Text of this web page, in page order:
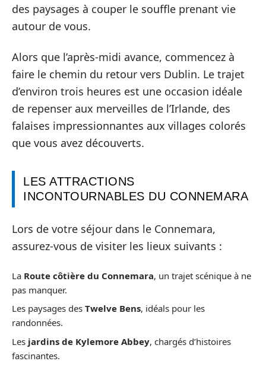
des paysages à couper le souffle prenant vie
autour de vous.
Alors que l’après-midi avance, commencez à
faire le chemin du retour vers Dublin. Le trajet
d’environ trois heures est une occasion idéale
de repenser aux merveilles de l’Irlande, des
falaises impressionnantes aux villages colorés
que vous avez découverts.
LES ATTRACTIONS
INCONTOURNABLES DU CONNEMARA
Lors de votre séjour dans le Connemara,
assurez-vous de visiter les lieux suivants :
La Route côtière du Connemara, un trajet scénique à ne
pas manquer.
Les paysages des Twelve Bens, idéals pour les
randonnées.
Les jardins de Kylemore Abbey, chargés d’histoires
fascinantes.